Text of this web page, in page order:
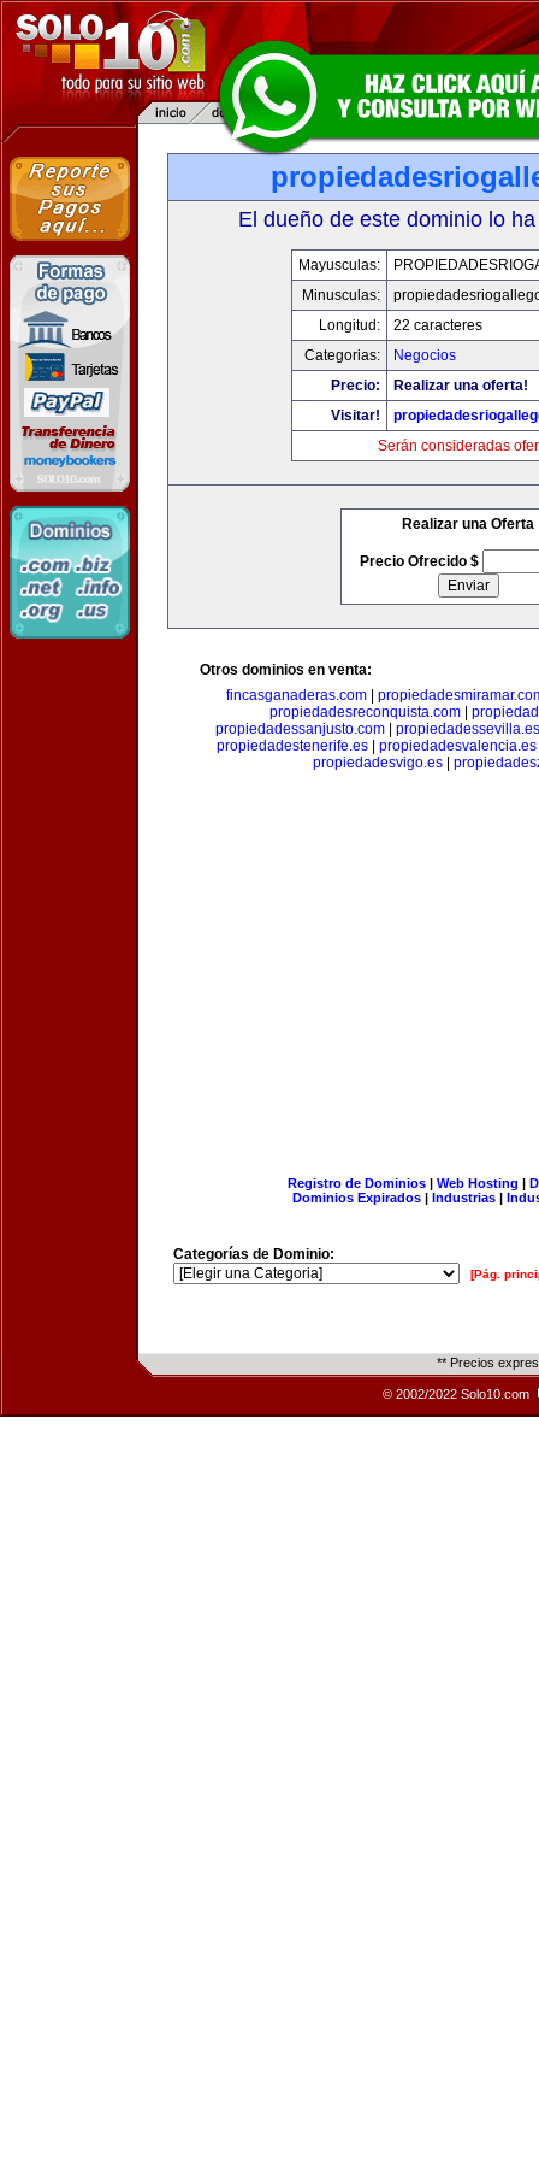
El dueño de este dominio lo
Mayusculas:
Minusculas:
Longitud:
22 caracteres
Categorias:
Negocios
Precio:
Realizar una oferta!
Visitar!
Serán consideradas
Realizar una Oferta
Precio Ofrecido $
Otros dominios en venta:
fincasganaderas.com
propiedadesreconquista.com
propiedadessanjusto.com| propiedadessevilla.es
propiedadestenerife.es| propiedadesvalencia.es
propiedadesvigo.es|
Registro de Dominios| Web Hosting |
Dominios Expirados | Industrias |
Categorías de Dominio:
[Pág.
** Precios
© 2002/2022 Solo10.com